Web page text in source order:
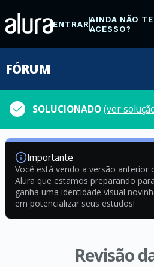
ENTRARAINDA NÃO
ACESSO?
FÓRUM
SOLUCIONADO(ver
Importante
Você está vendo a versão anterior
Alura que estamos preparando
ganha uma identidade visual
em potencializar seus estudos!
Revisão